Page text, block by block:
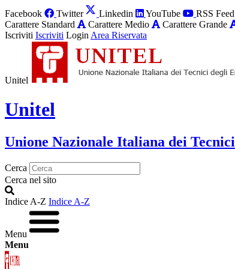
Facebook Twitter Linkedin YouTube
RSS Feed
Carattere Standard
Carattere Medio Carattere Grande
Iscriviti Iscriviti Login Area Riservata
Unitel
Unitel
Unione Nazionale Italiana dei
Cerca
Cerca nel sito
Indice A-Z Indice A-Z
Menu
Menu